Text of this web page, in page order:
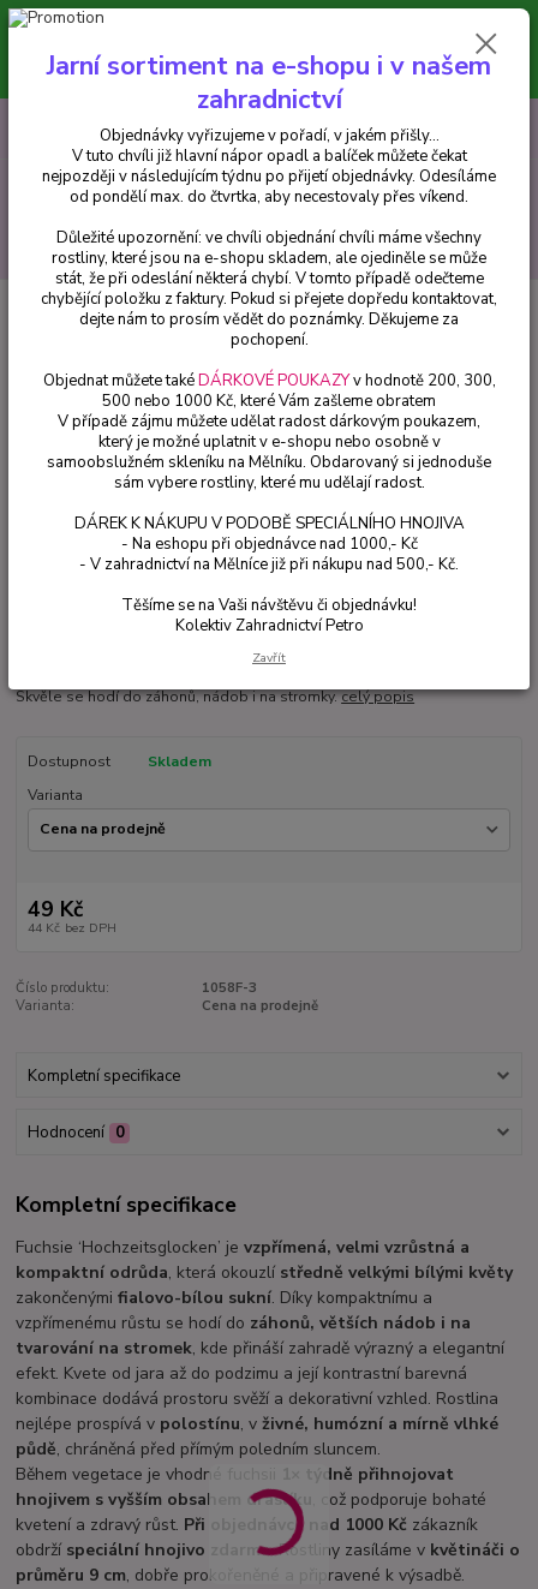
Minimální hodnota pro odeslání z e-shopu je 300 Kč.
V tuto chvíli již hlavní nápor objednávek opadl a balíček můžete čekat
nejpozději v následujícím týdnu po přijetí objednávky. Objednávky
vyřizujeme v pořadí, v jakém přišly...
Menu
CZK
Hledat
+420 602 223 614
Úvod Fuchsie Hochzeitsglocken (Fuchsie) - cena na prodejně
Hochzeitsglocken (Fuchsie) - cena
na prodejně
Ohodnotit produkt
Skvěle se hodí do záhonů, nádob i na stromky.celý popis
Dostupnost
Skladem
Varianta
49 Kč
44 Kč bez DPH
Číslo produktu:
1058F-3
Varianta:
Cena na prodejně
Kompletní specifikace
Hodnocení 0
Kompletní specifikace
Fuchsie ‘Hochzeitsglocken’ jevzpřímená, velmi vzrůstná a
kompaktní odrůda, která okouzlí středně velkými bílými květy
zakončenýmifialovo-bílou sukní. Díky kompaktnímu a
vzpřímenému růstu se hodí do záhonů, větších nádob i na
tvarování na stromek, kde přináší zahradě výrazný a elegantní
efekt. Kvete od jara až do podzimu a její kontrastní barevná
kombinace dodává prostoru svěží a dekorativní vzhled. Rostlina
nejlépe prospívá v polostínu, vživné, humózní a mírně vlhké
půdě, chráněná před přímým poledním sluncem.
Během vegetace je vhodné fuchsii
1× týdně přihnojovat
hnojivem s vyšším obsahem draslíku
, což podporuje bohaté
kvetení a zdravý růst. Při objednávce nad 1000 Kč zákazník
obdrží speciální hnojivo zdarma. Rostliny zasíláme v květináči o
průměru 9 cm, dobře prokořeněné a připravené k výsadbě.
Jarní sortiment na e-shopu i v našem
zahradnictví
Objednávky vyřizujeme v pořadí, v jakém přišly...
V tuto chvíli již hlavní nápor opadl a balíček můžete čekat
nejpozději v následujícím týdnu po přijetí objednávky. Odesíláme
od pondělí max. do čtvrtka, aby necestovaly přes víkend.
Důležité upozornění: ve chvíli objednání chvíli máme všechny
rostliny, které jsou na e-shopu skladem, ale ojediněle se může
stát, že při odeslání některá chybí. V tomto případě odečteme
chybějící položku z faktury. Pokud si přejete dopředu kontaktovat,
dejte nám to prosím vědět do poznámky. Děkujeme za
pochopení.
Objednat můžete takéDÁRKOVÉ POUKAZYv hodnotě 200, 300,
500 nebo 1000 Kč, které Vám zašleme obratem
V případě zájmu můžete udělat radost dárkovým poukazem,
který je možné uplatnit v e-shopu nebo osobně v
samoobslužném skleníku na Mělníku. Obdarovaný si jednoduše
sám vybere rostliny, které mu udělají radost.
DÁREK K NÁKUPU V PODOBĚ SPECIÁLNÍHO HNOJIVA
- Na eshopu při objednávce nad 1000,- Kč
- V zahradnictví na Mělníce již při nákupu nad 500,- Kč.
Těšíme se na Vaši návštěvu či objednávku!
Kolektiv Zahradnictví Petro
Zavřít